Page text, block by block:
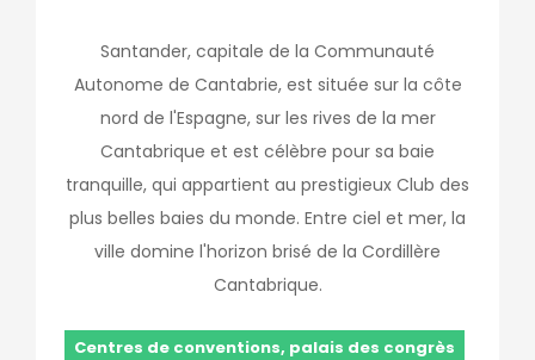
Santander, capitale de la Communauté
Autonome de Cantabrie, est située sur la côte
nord de l'Espagne, sur les rives de la mer
Cantabrique et est célèbre pour sa baie
tranquille, qui appartient au prestigieux Club des
plus belles baies du monde. Entre ciel et mer, la
ville domine l'horizon brisé de la Cordillère
Cantabrique.
Centres de conventions, palais des congrès